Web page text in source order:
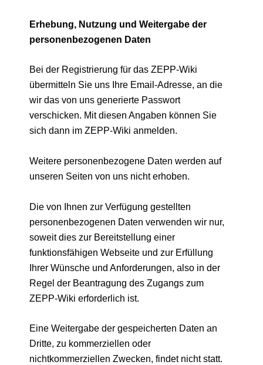
Erhebung, Nutzung und Weitergabe der
personenbezogenen Daten
Bei der Registrierung für das ZEPP-Wiki
übermitteln Sie uns Ihre Email-Adresse, an die
wir das von uns generierte Passwort
verschicken. Mit diesen Angaben können Sie
sich dann im ZEPP-Wiki anmelden.
Weitere personenbezogene Daten werden auf
unseren Seiten von uns nicht erhoben.
Die von Ihnen zur Verfügung gestellten
personenbezogenen Daten verwenden wir nur,
soweit dies zur Bereitstellung einer
funktionsfähigen Webseite und zur Erfüllung
Ihrer Wünsche und Anforderungen, also in der
Regel der Beantragung des Zugangs zum
ZEPP-Wiki erforderlich ist.
Eine Weitergabe der gespeicherten Daten an
Dritte, zu kommerziellen oder
nichtkommerziellen Zwecken, findet nicht statt.